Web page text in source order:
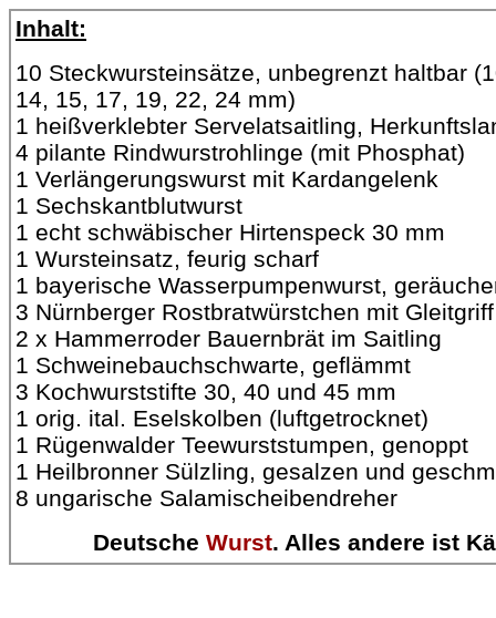
Inhalt:
10 Steckwursteinsätze, unbegrenzt haltbar
14, 15, 17, 19, 22, 24 mm)
1 heißverklebter Servelatsaitling,
4 pilante Rindwurstrohlinge (mit Phosphat)
1 Verlängerungswurst mit Kardangelenk
1 Sechskantblutwurst
1 echt schwäbischer Hirtenspeck 30 mm
1 Wursteinsatz, feurig scharf
1 bayerische Wasserpumpenwurst,
3 Nürnberger Rostbratwürstchen mit Gleitgriff
2 x Hammerroder Bauernbrät im Saitling
1 Schweinebauchschwarte, geflämmt
3 Kochwurststifte 30, 40 und 45 mm
1 orig. ital. Eselskolben (luftgetrocknet)
1 Rügenwalder Teewurststumpen, genoppt
1 Heilbronner Sülzling, gesalzen und
8 ungarische Salamischeibendreher
Deutsche Wurst. Alles andere ist